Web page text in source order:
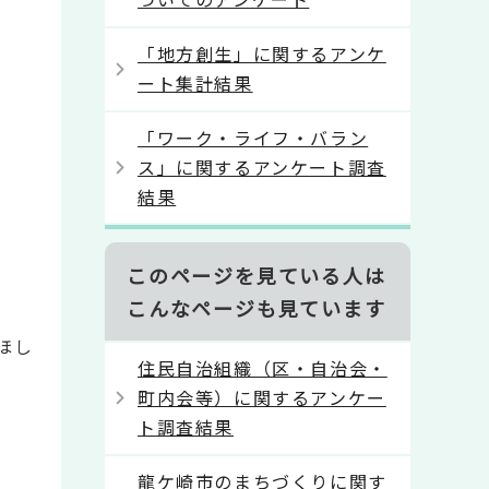
し
「地方創生」に関するアンケ
ート集計結果
「ワーク・ライフ・バラン
ス」に関するアンケート調査
結果
このページを見ている人は
こんなページも見ています
住民自治組織（区・自治会・
町内会等）に関するアンケー
ト調査結果
龍ケ崎市のまちづくりに関す